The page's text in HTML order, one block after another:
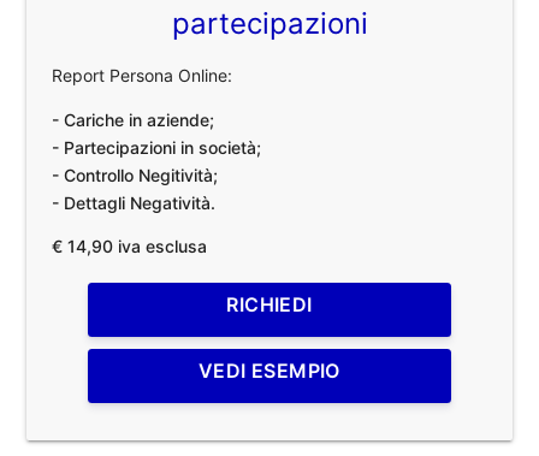
partecipazioni
Report Persona Online:
- Cariche in aziende;
- Partecipazioni in società;
- Controllo Negitività;
- Dettagli Negatività.
€ 14,90 iva esclusa
RICHIEDI
VEDI ESEMPIO